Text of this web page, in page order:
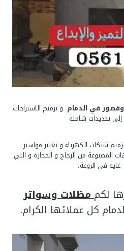
في الدمام و ترميم الاستراحات
إلى تجديدات شاملة
شبكات الكهرباء و تغيير مواسير
المصنوعة من الزجاج و الحجارة و التي
في الروعة.
لكممظلات وسواتر
كل عملائها الكرام.